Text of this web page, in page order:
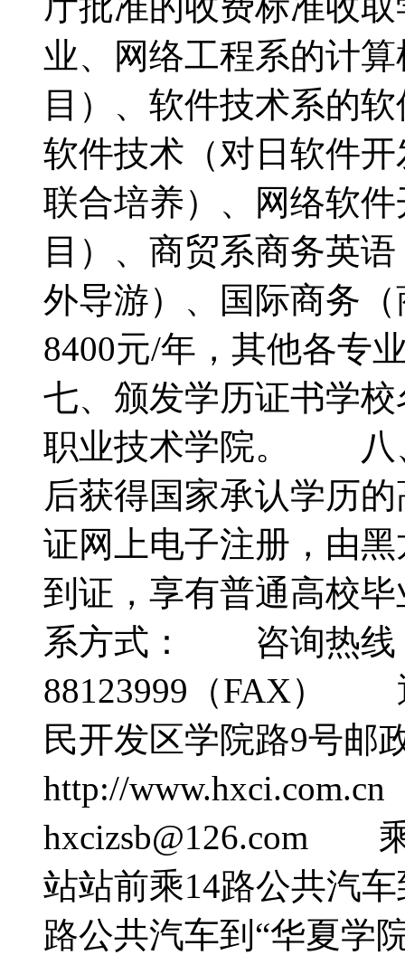
业、网络工程系的计
目）、软件技术系的
软件技术（对日软件
联合培养）、网络软
目）、商贸系商务英
外导游）、国际商务
8400元/年，其他各
七、颁发学历证书学
职业技术学院。 八
后获得国家承认学历
证网上电子注册，由
到证，享有普通高校
系方式： 咨询热线
88123999（FAX）
民开发区学院路9号
http://
hxcizsb@126.com
站站前乘14路公共汽
路公共汽车到“华夏学